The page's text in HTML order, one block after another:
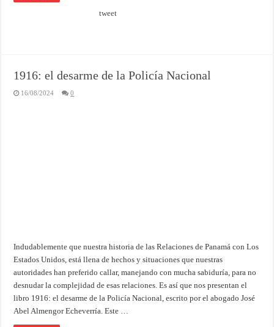
tweet
1916: el desarme de la Policía Nacional
16/08/2024 0
Indudablemente que nuestra historia de las Relaciones de Panamá con Los
Estados Unidos, está llena de hechos y situaciones que nuestras
autoridades han preferido callar, manejando con mucha sabiduría, para no
desnudar la complejidad de esas relaciones. Es así que nos presentan el
libro 1916: el desarme de la Policía Nacional, escrito por el abogado José
Abel Almengor Echeverría. Este …